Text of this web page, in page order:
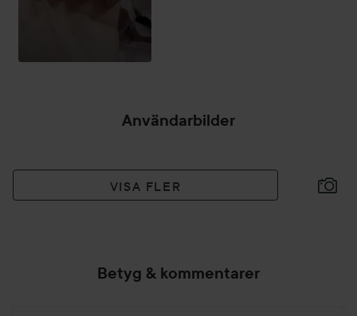
Användarbilder
VISA FLER
Betyg & kommentarer